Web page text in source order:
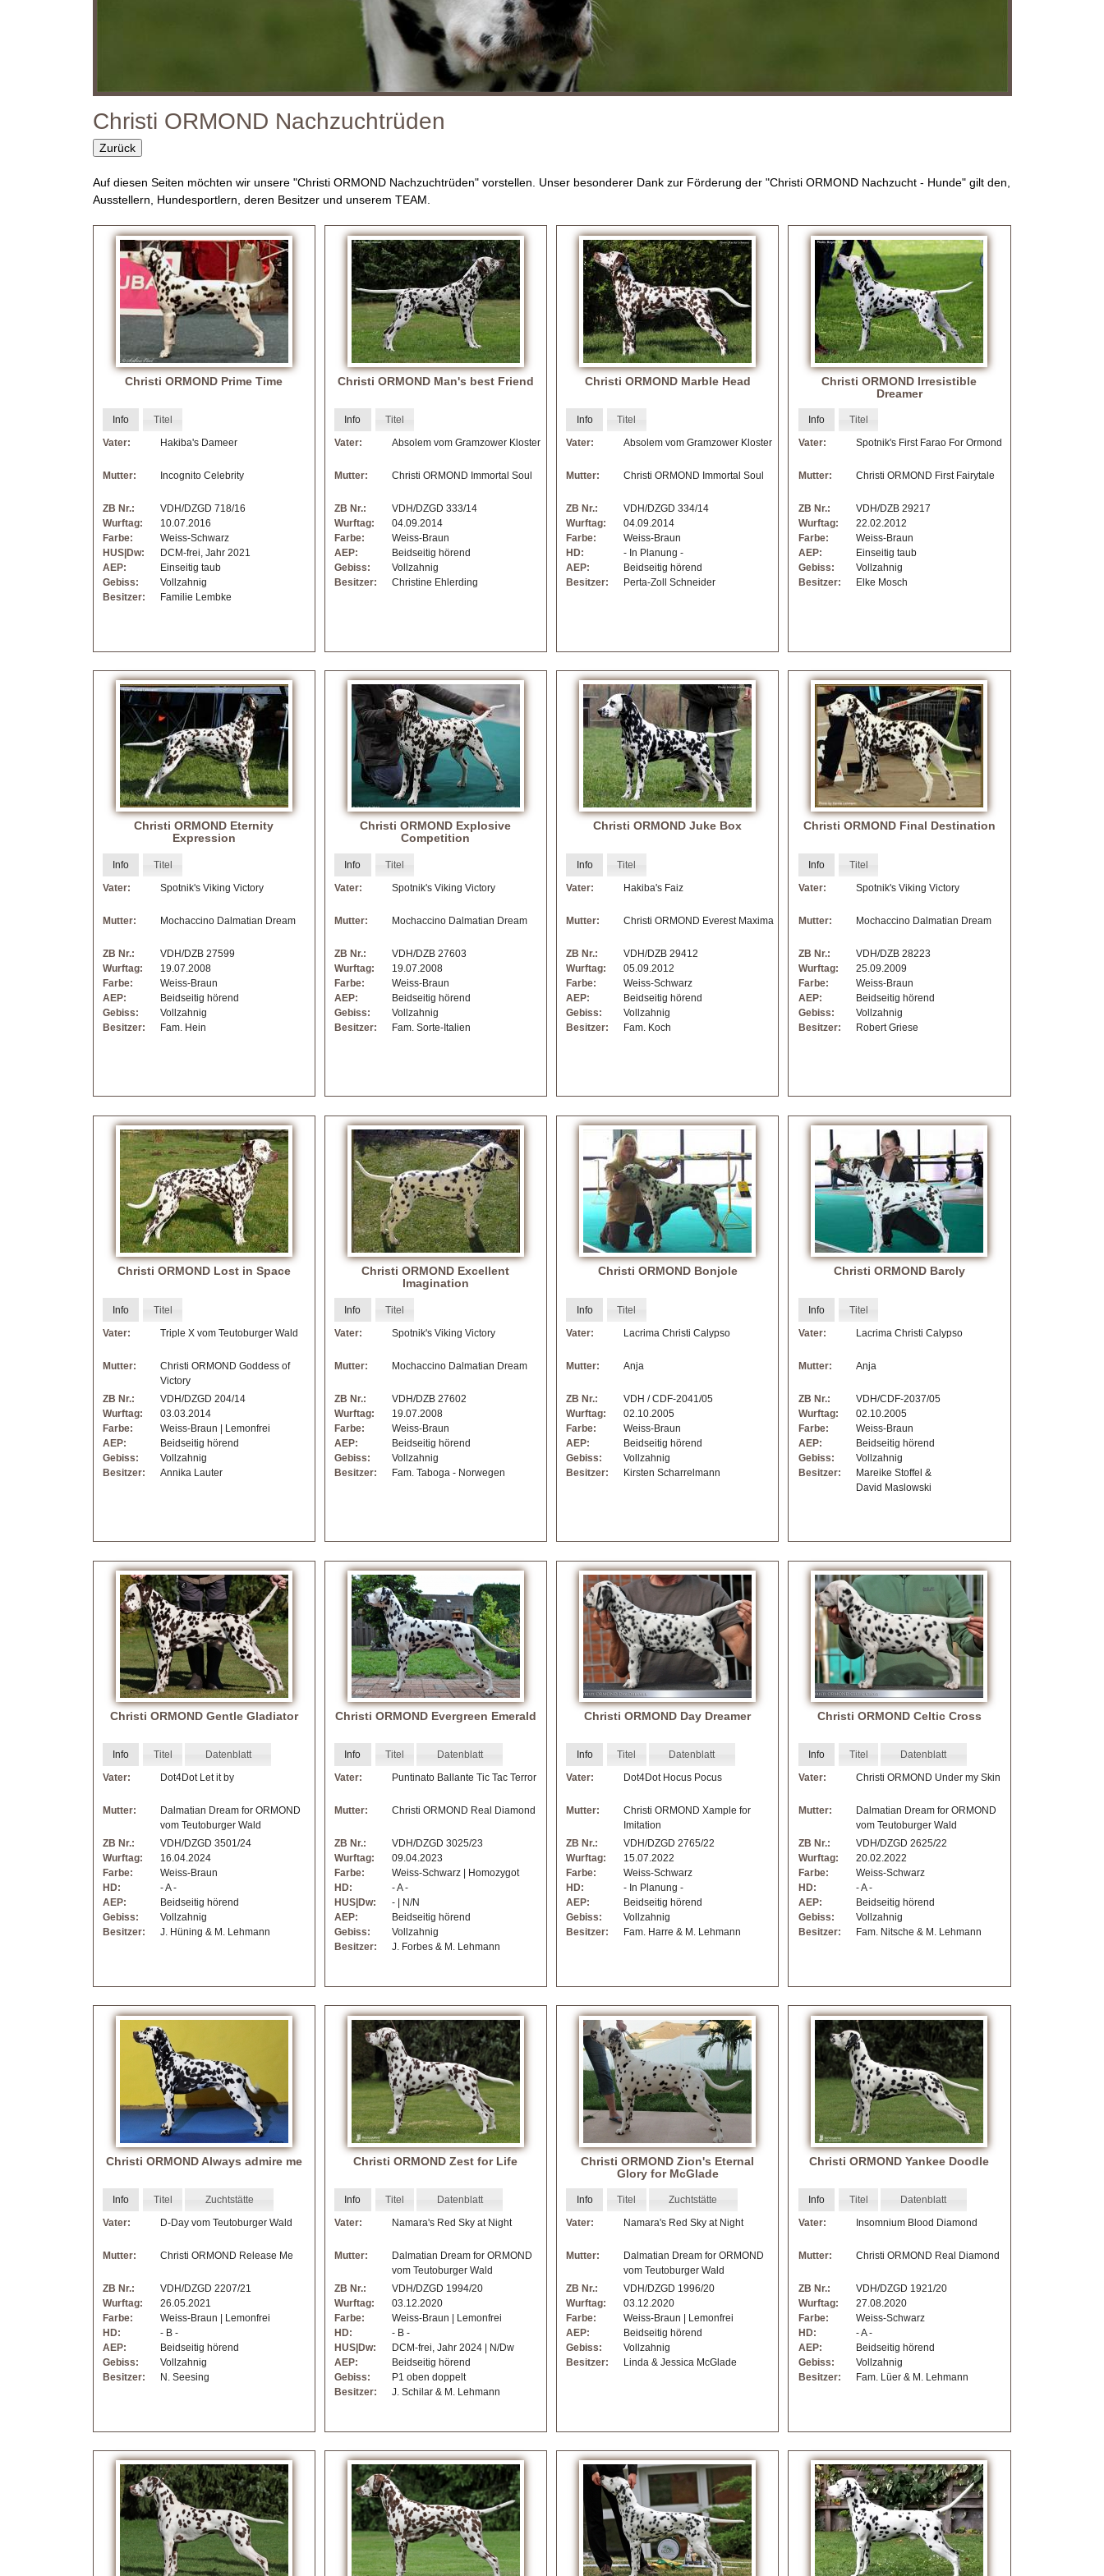
O
N
D
F
I
u
Christi ORMOND Nachzuchtrüden
Zurück
Auf diesen Seiten möchten wir unsere "Christi ORMOND Nachzuchtrüden" vorstellen. Unser besonderer Dank zur Förderung der "Christi ORMOND Nachzucht - Hunde" gilt den,
Ausstellern, Hundesportlern, deren Besitzer und unserem TEAM.
Christi ORMOND Prime Time
Info Titel
Vater: Hakiba's Dameer
Mutter: Incognito Celebrity
ZB Nr.:
VDH/DZGD 718/16
Wurftag:
10.07.2016
Farbe:
Weiss-Schwarz
HUS|Dw:
DCM-frei, Jahr 2021
AEP:
Einseitig taub
Gebiss:
Vollzahnig
Besitzer:
Familie Lembke
Christi ORMOND Man's best Friend
Info Titel
Vater: Absolem vom Gramzower Kloster
Mutter: Christi ORMOND Immortal Soul
ZB Nr.:
VDH/DZGD 333/14
Wurftag:
04.09.2014
Farbe:
Weiss-Braun
AEP:
Beidseitig hörend
Gebiss:
Vollzahnig
Besitzer:
Christine Ehlerding
Christi ORMOND Marble Head
Info Titel
Vater: Absolem vom Gramzower Kloster
Mutter: Christi ORMOND Immortal Soul
ZB Nr.:
VDH/DZGD 334/14
Wurftag:
04.09.2014
Farbe:
Weiss-Braun
HD:
- In Planung -
AEP:
Beidseitig hörend
Besitzer:
Perta-Zoll Schneider
Christi ORMOND Irresistible
Dreamer
Info Titel
Vater: Spotnik's First Farao For Ormond
Mutter: Christi ORMOND First Fairytale
ZB Nr.:
VDH/DZB 29217
Wurftag:
22.02.2012
Farbe:
Weiss-Braun
AEP:
Einseitig taub
Gebiss:
Vollzahnig
Besitzer:
Elke Mosch
Christi ORMOND Eternity
Expression
Info Titel
Vater: Spotnik's Viking Victory
Mutter: Mochaccino Dalmatian Dream
ZB Nr.:
VDH/DZB 27599
Wurftag:
19.07.2008
Farbe:
Weiss-Braun
AEP:
Beidseitig hörend
Gebiss:
Vollzahnig
Besitzer:
Fam. Hein
Christi ORMOND Explosive
Competition
Info Titel
Vater: Spotnik's Viking Victory
Mutter: Mochaccino Dalmatian Dream
ZB Nr.:
VDH/DZB 27603
Wurftag:
19.07.2008
Farbe:
Weiss-Braun
AEP:
Beidseitig hörend
Gebiss:
Vollzahnig
Besitzer:
Fam. Sorte-Italien
Christi ORMOND Juke Box
Info Titel
Vater: Hakiba's Faiz
Mutter: Christi ORMOND Everest Maxima
ZB Nr.:
VDH/DZB 29412
Wurftag:
05.09.2012
Farbe:
Weiss-Schwarz
AEP:
Beidseitig hörend
Gebiss:
Vollzahnig
Besitzer:
Fam. Koch
Christi ORMOND Final Destination
Info Titel
Vater: Spotnik's Viking Victory
Mutter: Mochaccino Dalmatian Dream
ZB Nr.:
VDH/DZB 28223
Wurftag:
25.09.2009
Farbe:
Weiss-Braun
AEP:
Beidseitig hörend
Gebiss:
Vollzahnig
Besitzer:
Robert Griese
Christi ORMOND Lost in Space
Info Titel
Vater: Triple X vom Teutoburger Wald
Mutter:
Christi ORMOND Goddess of
Victory
ZB Nr.:
VDH/DZGD 204/14
Wurftag:
03.03.2014
Farbe:
Weiss-Braun | Lemonfrei
AEP:
Beidseitig hörend
Gebiss:
Vollzahnig
Besitzer:
Annika Lauter
Christi ORMOND Excellent
Imagination
Info Titel
Vater: Spotnik's Viking Victory
Mutter: Mochaccino Dalmatian Dream
ZB Nr.:
VDH/DZB 27602
Wurftag:
19.07.2008
Farbe:
Weiss-Braun
AEP:
Beidseitig hörend
Gebiss:
Vollzahnig
Besitzer:
Fam. Taboga - Norwegen
Christi ORMOND Bonjole
Info Titel
Vater: Lacrima Christi Calypso
Mutter: Anja
ZB Nr.:
VDH / CDF-2041/05
Wurftag:
02.10.2005
Farbe:
Weiss-Braun
AEP:
Beidseitig hörend
Gebiss:
Vollzahnig
Besitzer:
Kirsten Scharrelmann
Christi ORMOND Barcly
Info Titel
Vater: Lacrima Christi Calypso
Mutter: Anja
ZB Nr.:
VDH/CDF-2037/05
Wurftag:
02.10.2005
Farbe:
Weiss-Braun
AEP:
Beidseitig hörend
Gebiss:
Vollzahnig
Besitzer:
Mareike Stoffel &
David Maslowski
Christi ORMOND Gentle Gladiator
Info Titel Datenblatt
Vater: Dot4Dot Let it by
Mutter:
Dalmatian Dream for ORMOND
vom Teutoburger Wald
ZB Nr.:
VDH/DZGD 3501/24
Wurftag:
16.04.2024
Farbe:
Weiss-Braun
HD:
- A -
AEP:
Beidseitig hörend
Gebiss:
Vollzahnig
Besitzer:
J. Hüning & M. Lehmann
Christi ORMOND Evergreen Emerald
Info Titel Datenblatt
Vater: Puntinato Ballante Tic Tac Terror
Mutter: Christi ORMOND Real Diamond
ZB Nr.:
VDH/DZGD 3025/23
Wurftag:
09.04.2023
Farbe:
Weiss-Schwarz | Homozygot
HD:
- A -
HUS|Dw:
- | N/N
AEP:
Beidseitig hörend
Gebiss:
Vollzahnig
Besitzer:
J. Forbes & M. Lehmann
Christi ORMOND Day Dreamer
Info Titel Datenblatt
Vater: Dot4Dot Hocus Pocus
Mutter:
Christi ORMOND Xample for
Imitation
ZB Nr.:
VDH/DZGD 2765/22
Wurftag:
15.07.2022
Farbe:
Weiss-Schwarz
HD:
- In Planung -
AEP:
Beidseitig hörend
Gebiss:
Vollzahnig
Besitzer:
Fam. Harre & M. Lehmann
Christi ORMOND Celtic Cross
Info Titel Datenblatt
Vater: Christi ORMOND Under my Skin
Mutter:
Dalmatian Dream for ORMOND
vom Teutoburger Wald
ZB Nr.:
VDH/DZGD 2625/22
Wurftag:
20.02.2022
Farbe:
Weiss-Schwarz
HD:
- A -
AEP:
Beidseitig hörend
Gebiss:
Vollzahnig
Besitzer:
Fam. Nitsche & M. Lehmann
Christi ORMOND Always admire me
Info Titel Zuchtstätte
Vater: D-Day vom Teutoburger Wald
Mutter: Christi ORMOND Release Me
ZB Nr.:
VDH/DZGD 2207/21
Wurftag:
26.05.2021
Farbe:
Weiss-Braun | Lemonfrei
HD:
- B -
AEP:
Beidseitig hörend
Gebiss:
Vollzahnig
Besitzer:
N. Seesing
Christi ORMOND Zest for Life
Info Titel Datenblatt
Vater: Namara's Red Sky at Night
Mutter:
Dalmatian Dream for ORMOND
vom Teutoburger Wald
ZB Nr.:
VDH/DZGD 1994/20
Wurftag:
03.12.2020
Farbe:
Weiss-Braun | Lemonfrei
HD:
- B -
HUS|Dw:
DCM-frei, Jahr 2024 | N/Dw
AEP:
Beidseitig hörend
Gebiss:
P1 oben doppelt
Besitzer:
J. Schilar & M. Lehmann
Christi ORMOND Zion's Eternal
Glory for McGlade
Info Titel Zuchtstätte
Vater: Namara's Red Sky at Night
Mutter:
Dalmatian Dream for ORMOND
vom Teutoburger Wald
ZB Nr.:
VDH/DZGD 1996/20
Wurftag:
03.12.2020
Farbe:
Weiss-Braun | Lemonfrei
AEP:
Beidseitig hörend
Gebiss:
Vollzahnig
Besitzer:
Linda & Jessica McGlade
Christi ORMOND Yankee Doodle
Info Titel Datenblatt
Vater: Insomnium Blood Diamond
Mutter: Christi ORMOND Real Diamond
ZB Nr.:
VDH/DZGD 1921/20
Wurftag:
27.08.2020
Farbe:
Weiss-Schwarz
HD:
- A -
AEP:
Beidseitig hörend
Gebiss:
Vollzahnig
Besitzer:
Fam. Lüer & M. Lehmann